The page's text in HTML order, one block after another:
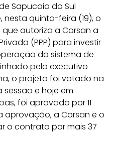
Sapucaia do Sul
quinta-feira (19), o
autoriza a Corsan a
(PPP) para investir
do sistema de
pelo executivo
o projeto foi votado na
sessão e hoje em
foi aprovado por 11
aprovação, a Corsan e o
o contrato por mais 37